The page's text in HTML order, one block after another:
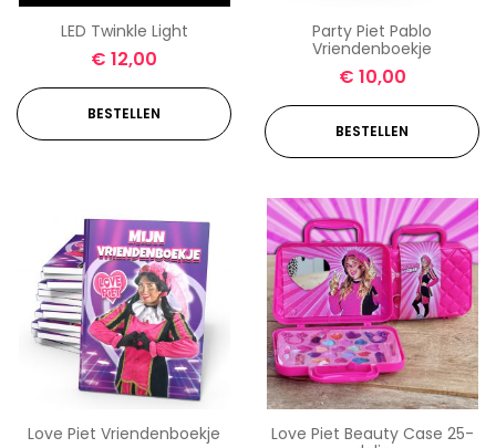
LED Twinkle Light
€ 12,00
BESTELLEN
Party Piet Pablo
Vriendenboekje
€ 10,00
BESTELLEN
Love Piet Vriendenboekje
Love Piet Beauty Case 25-